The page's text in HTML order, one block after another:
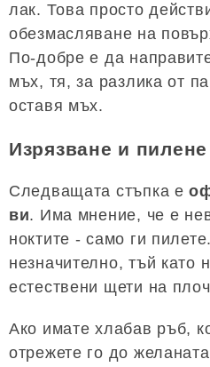
лак. Това просто
обезмасляване на
По-добре е да
мъх, тя, за разлика от
оставя мъх.
Изрязване и
Следващата стъпка е
ви. Има мнение, че е
ноктите - само ги
незначително, тъй като
естествени щети на
Ако имате хлабав ръб,
отрежете го до